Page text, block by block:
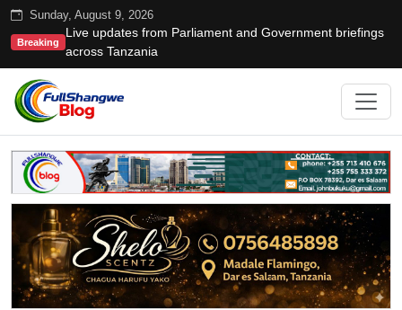
Sunday, August 9, 2026
Breaking
Live updates from Parliament and Government briefings
across Tanzania